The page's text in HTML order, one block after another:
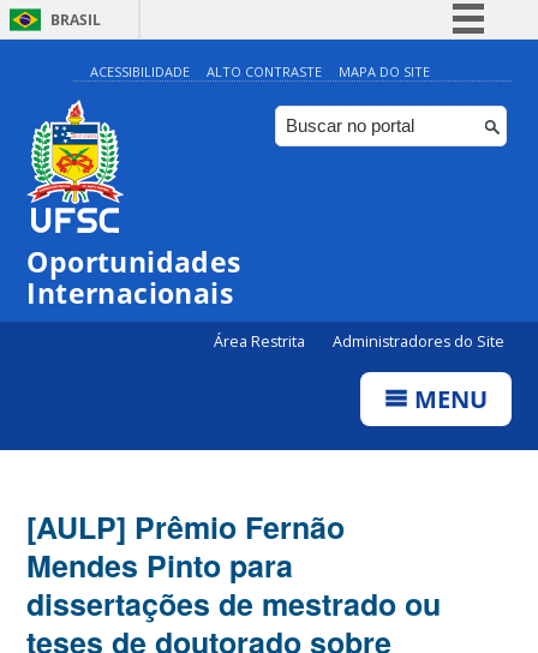
BRASIL
Simplifique!
Comunica BR
Participe
ACESSIBILIDADE ALTO CONTRASTE MAPA DO SITE
Oportunidades
Internacionais
Área Restrita Administradores do Site
MENU
[AULP] Prêmio Fernão
Mendes Pinto para
dissertações de mestrado ou
teses de doutorado sobre